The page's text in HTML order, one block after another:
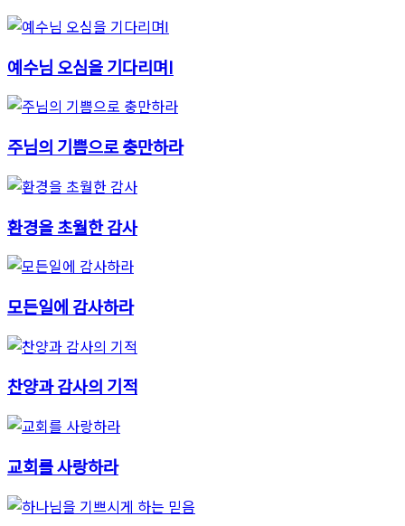
예수님 오심을 기다리며I
주님의 기쁨으로 충만하라
환경을 초월한 감사
모든일에 감사하라
찬양과 감사의 기적
교회를 사랑하라